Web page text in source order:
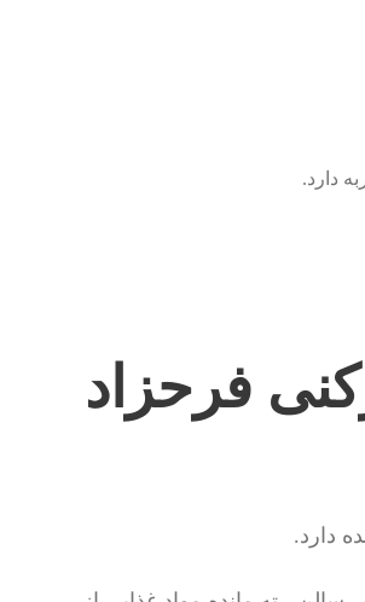
دارد.
فرحزاد
دارد.